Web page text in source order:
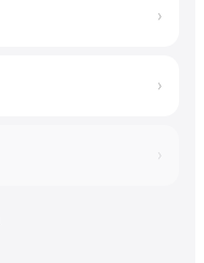
›
›
›